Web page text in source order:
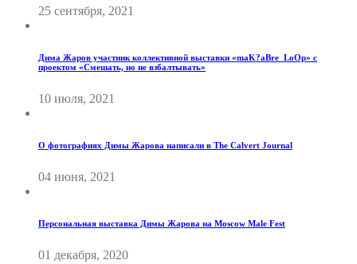
25 сентября, 2021
Дима Жаров участник коллективной выставки «maK?aBre_LoOp» с
проектом «Смешать, но не взбалтывать»
10 июля, 2021
О фотографиях Димы Жарова написали в The Calvert Journal
04 июня, 2021
Персональная выставка Димы Жарова на Moscow Male Fest
01 декабря, 2020